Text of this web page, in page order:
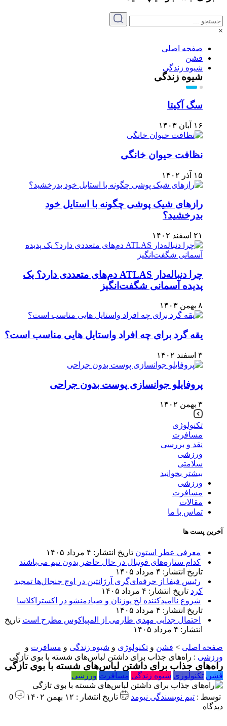
×
صفحه اصلی
فشن
شیوه زندگی
شیوه زندگی
سگ آکیتا
۱۶ آبان ۱۴۰۳
نظافت حیوان خانگی
۱۵ آذر ۱۴۰۲
رازهای شیک پوشی چگونه با استایل خود
بدرخشید؟
۲۱ اسفند ۱۴۰۲
چرا دنباله‌دار ATLAS دم‌های متعددی دارد؟ یک
پدیده آسمانی شگفت‌انگیز
۸ بهمن ۱۴۰۳
یقه گرد برای چه افراد واستایل هایی مناسب است؟
۳ اسفند ۱۴۰۲
پروفایلو جوانسازی پوست بدون جراحی
۳ بهمن ۱۴۰۲
تکنولوژی
مسافرت
نقد و بررسی
ورزشی
سلامتی
بیشتر بخوانید
ورزشی
مسافرت
مقالات
تماس با ما
آخرین پست ها
معرفی عطر استون تاریخ انتشار: ۴ مرداد ۱۴۰۵
کدام ستاره‌های فوتبال در حال حاضر بدون تیم می‌باشند
تاریخ انتشار: ۴ مرداد ۱۴۰۵
رئیس فیفا از حرفه‌ای‌گری آرژانتین در اوج جنجال‌ها تمجید
کرد تاریخ انتشار: ۴ مرداد ۱۴۰۵
شروع ناامیدکننده لخ پوزنان و صیادمنشو در اکستراکلاسا
تاریخ انتشار: ۴ مرداد ۱۴۰۵
احتمال جدایی مهدی طارمی از المپیاکوس مطرح است تاریخ
انتشار: ۴ مرداد ۱۴۰۵
صفحه اصلی > فشن و تکنولوژی و شیوه زندگی و مسافرت و
ورزشی : راه‌های جذاب برای داشتن لباس‌های شسته با بوی تازگی
راه‌های جذاب برای داشتن لباس‌های شسته با بوی تازگی
فشن تکنولوژی شیوه زندگی مسافرت ورزشی
توسط : تیم نویسندگی نیومد تاریخ انتشار : ۱۲ بهمن ۱۴۰۲
0
دیدگاه